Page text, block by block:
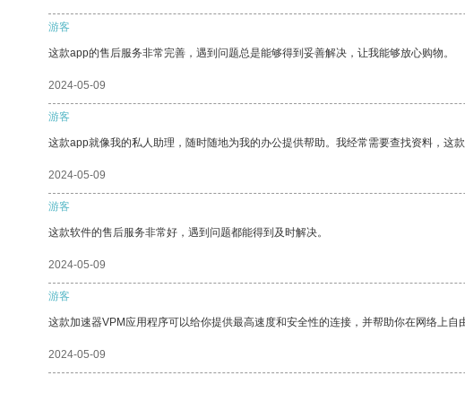
游客
这款app的售后服务非常完善，遇到问题总是能够得到妥善解决，让我能够放心购物。
2024-05-09
游客
这款app就像我的私人助理，随时随地为我的办公提供帮助。我经常需要查找资料，这
2024-05-09
游客
这款软件的售后服务非常好，遇到问题都能得到及时解决。
2024-05-09
游客
这款加速器VPM应用程序可以给你提供最高速度和安全性的连接，并帮助你在网络上自
2024-05-09